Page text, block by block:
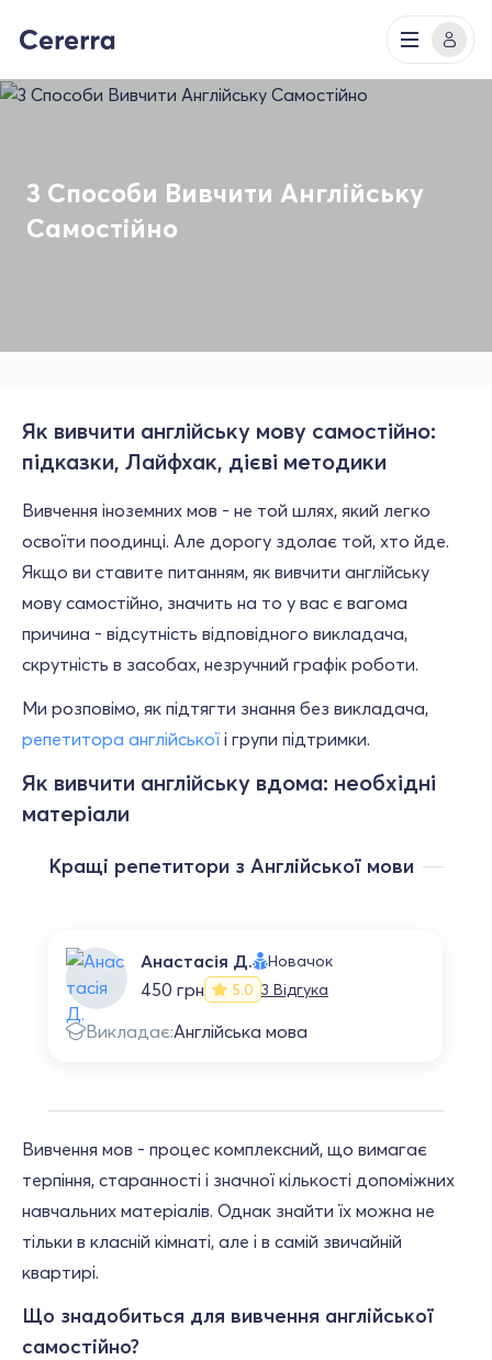
3 Способи Вивчити Англійську
Самостійно
Як вивчити англійську мову самостійно:
підказки, Лайфхак, дієві методики
Вивчення іноземних мов - не той шлях, який легко
освоїти поодинці. Але дорогу здолає той, хто йде.
Якщо ви ставите питанням, як вивчити англійську
мову самостійно, значить на то у вас є вагома
причина - відсутність відповідного викладача,
скрутність в засобах, незручний графік роботи.
Ми розповімо, як підтягти знання без викладача,
репетитора англійської і групи підтримки.
Як вивчити англійську вдома: необхідні
матеріали
Кращі репетитори з Англійської мови
Анастасія Д. Новачок
450 грн 5.0 3 Відгука
Викладає:Англійська мова
Вивчення мов - процес комплексний, що вимагає
терпіння, старанності і значної кількості допоміжних
навчальних матеріалів. Однак знайти їх можна не
тільки в класній кімнаті, але і в самій звичайній
квартирі.
Що знадобиться для вивчення англійської
самостійно?